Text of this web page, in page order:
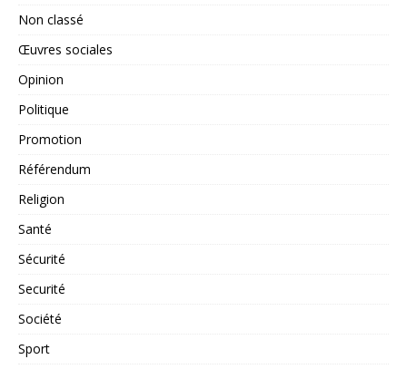
Non classé
Œuvres sociales
Opinion
Politique
Promotion
Référendum
Religion
Santé
Sécurité
Securité
Société
Sport